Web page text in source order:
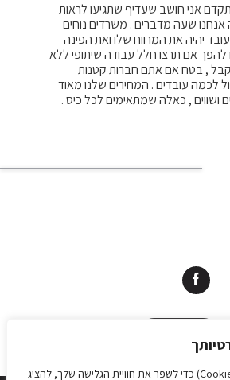
אנו משתמשים בעוגיות (Cookies) כדי לשפר את חוויית הגלישה שלך, להציג
אני חושב שעדיף שתגיעו לראות
שעה מדברים . משרדים נוחים
יהיה את המרווח שלו ואת הפינה
אם תרצו חלל עבודה שיתופי ללא
, בטח אם אתם חברות קטנות
לכמה עובדים . המחירים שלנו מאוד
ושווים , כאלה שמתאימים לכל כיס .
תאמו פגישה